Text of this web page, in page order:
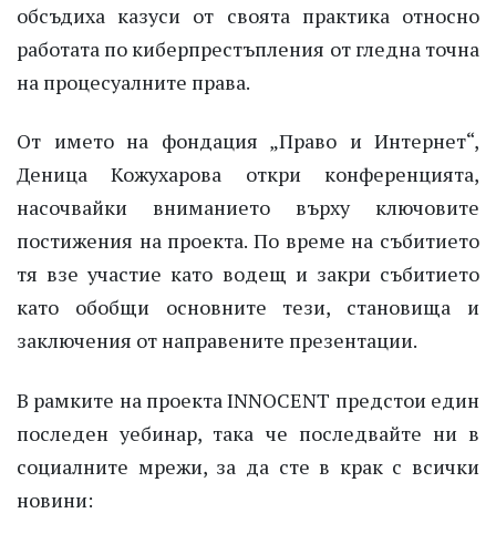
обсъдиха казуси от своята практика относно
работата по киберпрестъпления от гледна точна
на процесуалните права.
От името на фондация „Право и Интернет“,
Деница Кожухарова откри конференцията,
насочвайки вниманието върху ключовите
постижения на проекта. По време на събитието
тя взе участие като водещ и закри събитието
като обобщи основните тези, становища и
заключения от направените презентации.
В рамките на проекта INNOCENT предстои един
последен уебинар, така че последвайте ни в
социалните мрежи, за да сте в крак с всички
новини: